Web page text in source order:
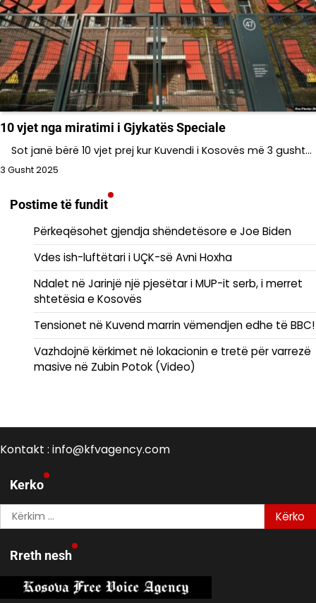
10 vjet nga miratimi i Gjykatës Speciale
Sot janë bërë 10 vjet prej kur Kuvendi i Kosovës më 3 gusht…
3 Gusht 2025
Postime të fundit
Përkeqësohet gjendja shëndetësore e Joe Biden
Vdes ish-luftëtari i UÇK-së Avni Hoxha
Ndalet në Jarinjë një pjesëtar i MUP-it serb, i merret
shtetësia e Kosovës
Tensionet në Kuvend marrin vëmendjen edhe të BBC!
Vazhdojnë kërkimet në lokacionin e tretë për varrezë
masive në Zubin Potok (Video)
Kontakt : info@kfvagency.com
Kerko
Kërko
për:
Rreth nesh